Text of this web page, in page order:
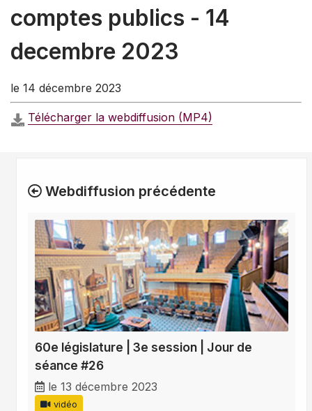
comptes publics - 14
decembre 2023
le 14 décembre 2023
Télécharger la webdiffusion (MP4)
Webdiffusion précédente
60e législature | 3e session | Jour de
séance #26
le 13 décembre 2023
vidéo